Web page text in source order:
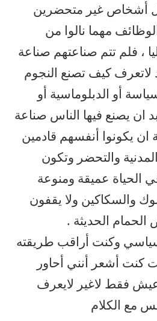
أشخاص غير متحضرين
مهما نالوا من
، فلم تتم صناعتهم صناعة
لاتعرف كيف تصنع النجوم
أو الدبلوماسية أو
ان يصنع فيها الناس صناعة
ان يكونوا أنفسهم قادمين
والتحضر وتكون
الحياة عميقة ومنوعة
والسكاكين ولا يقفون
الحديثة .
وكنت أراقب طريقته
كنت أشعر أنني أحاور
فقط لاغير لايعرف
مع الكلام